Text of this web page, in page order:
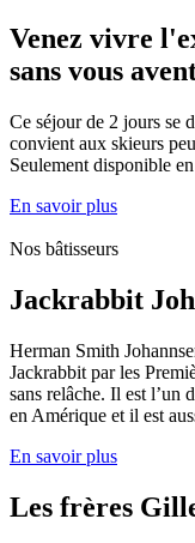
Venez vivre
sans vous
Ce séjour de 2 jours se
convient aux skieurs
Seulement disponible
En savoir plus
Nos bâtisseurs
Jackrabbit
Herman Smith
Jackrabbit par les
sans relâche. Il est l’un
en Amérique et il est
En savoir plus
Les frères